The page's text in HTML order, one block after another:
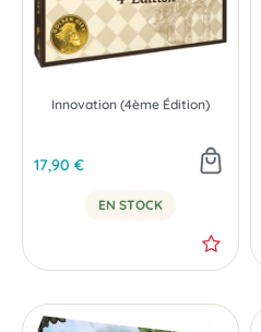
Innovation (4ème Édition)
17,90 €
EN STOCK